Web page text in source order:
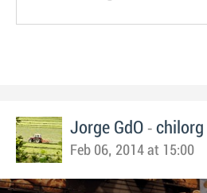
Jorge GdO - chilorg
Feb 06, 2014 at 15:00